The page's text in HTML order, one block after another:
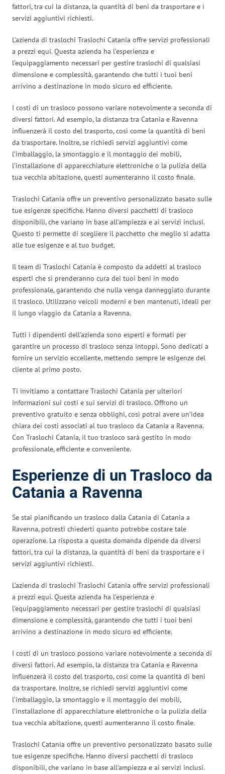
fattori, tra cui la distanza, la quantità di beni da trasportare e i
servizi aggiuntivi richiesti.
L’azienda di traslochi Traslochi Catania offre servizi professionali
a prezzi equi. Questa azienda ha l’esperienza e
l’equipaggiamento necessari per gestire traslochi di qualsiasi
dimensione e complessità, garantendo che tutti i tuoi beni
arrivino a destinazione in modo sicuro ed efficiente.
I costi di un trasloco possono variare notevolmente a seconda di
diversi fattori. Ad esempio, la distanza tra Catania e Ravenna
influenzerà il costo del trasporto, così come la quantità di beni
da trasportare. Inoltre, se richiedi servizi aggiuntivi come
l’imballaggio, la smontaggio e il montaggio dei mobili,
l’installazione di apparecchiature elettroniche o la pulizia della
tua vecchia abitazione, questi aumenteranno il costo finale.
Traslochi Catania offre un preventivo personalizzato basato sulle
tue esigenze specifiche. Hanno diversi pacchetti di trasloco
disponibili, che variano in base all’ampiezza e ai servizi inclusi.
Questo ti permette di scegliere il pacchetto che meglio si adatta
alle tue esigenze e al tuo budget.
Il team di Traslochi Catania è composto da addetti al trasloco
esperti che si prenderanno cura dei tuoi beni in modo
professionale, garantendo che nulla venga danneggiato durante
il trasloco. Utilizzano veicoli moderni e ben mantenuti, ideali per
il lungo viaggio da Catania a Ravenna.
Tutti i dipendenti dell’azienda sono esperti e formati per
garantire un processo di trasloco senza intoppi. Sono dedicati a
fornire un servizio eccellente, mettendo sempre le esigenze del
cliente al primo posto.
Ti invitiamo a contattare Traslochi Catania per ulteriori
informazioni sui costi e sui servizi di trasloco. Offrono un
preventivo gratuito e senza obblighi, così potrai avere un’idea
chiara dei costi associati al tuo trasloco da Catania a Ravenna.
Con Traslochi Catania, il tuo trasloco sarà gestito in modo
professionale, efficiente e conveniente.
Esperienze di un Trasloco da
Catania a Ravenna
Se stai pianificando un trasloco dalla Catania di Catania a
Ravenna, potresti chiederti quanto potrebbe costare tale
operazione. La risposta a questa domanda dipende da diversi
fattori, tra cui la distanza, la quantità di beni da trasportare e i
servizi aggiuntivi richiesti.
L’azienda di traslochi Traslochi Catania offre servizi professionali
a prezzi equi. Questa azienda ha l’esperienza e
l’equipaggiamento necessari per gestire traslochi di qualsiasi
dimensione e complessità, garantendo che tutti i tuoi beni
arrivino a destinazione in modo sicuro ed efficiente.
I costi di un trasloco possono variare notevolmente a seconda di
diversi fattori. Ad esempio, la distanza tra Catania e Ravenna
influenzerà il costo del trasporto, così come la quantità di beni
da trasportare. Inoltre, se richiedi servizi aggiuntivi come
l’imballaggio, la smontaggio e il montaggio dei mobili,
l’installazione di apparecchiature elettroniche o la pulizia della
tua vecchia abitazione, questi aumenteranno il costo finale.
Traslochi Catania offre un preventivo personalizzato basato sulle
tue esigenze specifiche. Hanno diversi pacchetti di trasloco
disponibili, che variano in base all’ampiezza e ai servizi inclusi.